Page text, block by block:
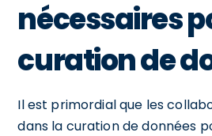
nécessaires
curation de
Il est primordial que les
dans la curation de données